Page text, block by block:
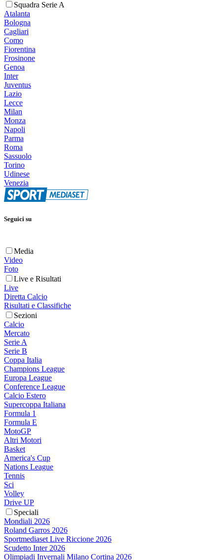
Squadra Serie A
Atalanta
Bologna
Cagliari
Como
Fiorentina
Frosinone
Genoa
Inter
Juventus
Lazio
Lecce
Milan
Monza
Napoli
Parma
Roma
Sassuolo
Torino
Udinese
Venezia
Seguici su
Media
Video
Foto
Live e Risultati
Live
Diretta Calcio
Risultati e Classifiche
Sezioni
Calcio
Mercato
Serie A
Serie B
Coppa Italia
Champions League
Europa League
Conference League
Calcio Estero
Supercoppa Italiana
Formula 1
Formula E
MotoGP
Altri Motori
Basket
America's Cup
Nations League
Tennis
Sci
Volley
Drive UP
Speciali
Mondiali 2026
Roland Garros 2026
Sportmediaset Live Riccione 2026
Scudetto Inter 2026
Olimpiadi Invernali Milano Cortina 2026